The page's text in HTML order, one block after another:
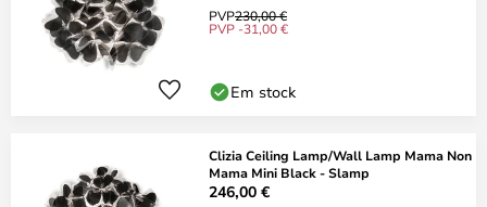
PVP230,00 €
PVP -31,00 €
Em stock
Clizia Ceiling Lamp/Wall Lamp Mama Non
Mama Mini Black - Slamp
246,00 €